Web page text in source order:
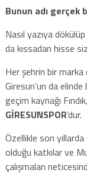
Bunun adı gerçek
Nasıl yazıya
da kıssadan hisse
Her şehrin bir marka
Giresun’un da
geçim kaynağı
GİRESUNSPOR’dur.
Özellikle son yıllarda
olduğu katkılar ve
çalışmaları